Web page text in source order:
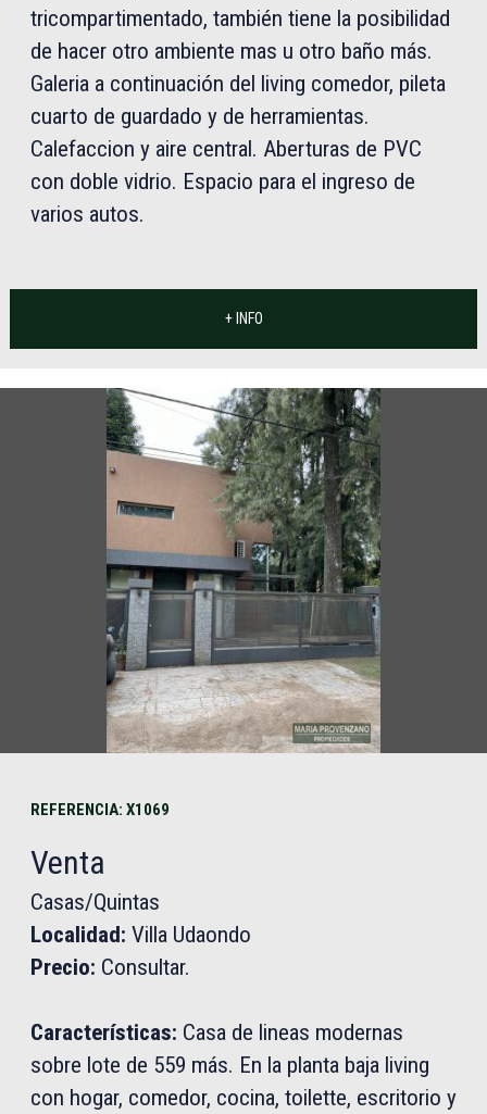
tricompartimentado, también tiene la posibilidad
de hacer otro ambiente mas u otro baño más.
Galeria a continuación del living comedor, pileta
cuarto de guardado y de herramientas.
Calefaccion y aire central. Aberturas de PVC
con doble vidrio. Espacio para el ingreso de
varios autos.
+ INFO
REFERENCIA: X1069
Venta
Casas/Quintas
Localidad: Villa Udaondo
Precio: Consultar.
Características: Casa de lineas modernas
sobre lote de 559 más. En la planta baja living
con hogar, comedor, cocina, toilette, escritorio y